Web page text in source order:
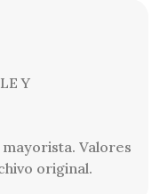
Y
Valores
original.